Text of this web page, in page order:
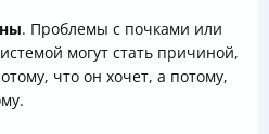
. Проблемы с почками или
могут стать причиной,
что он хочет, а потому,